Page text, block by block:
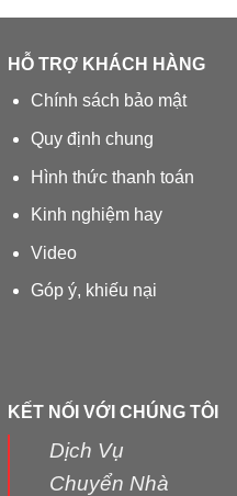
HỖ TRỢ KHÁCH HÀNG
Chính sách bảo mật
Quy định chung
Hình thức thanh toán
Kinh nghiệm hay
Video
Góp ý, khiếu nại
KẾT NỐI VỚI CHÚNG TÔI
Dịch Vụ
Chuyển Nhà